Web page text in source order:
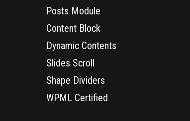
Posts Module
Content Block
Dynamic Contents
Slides Scroll
Shape Dividers
WPML Certified